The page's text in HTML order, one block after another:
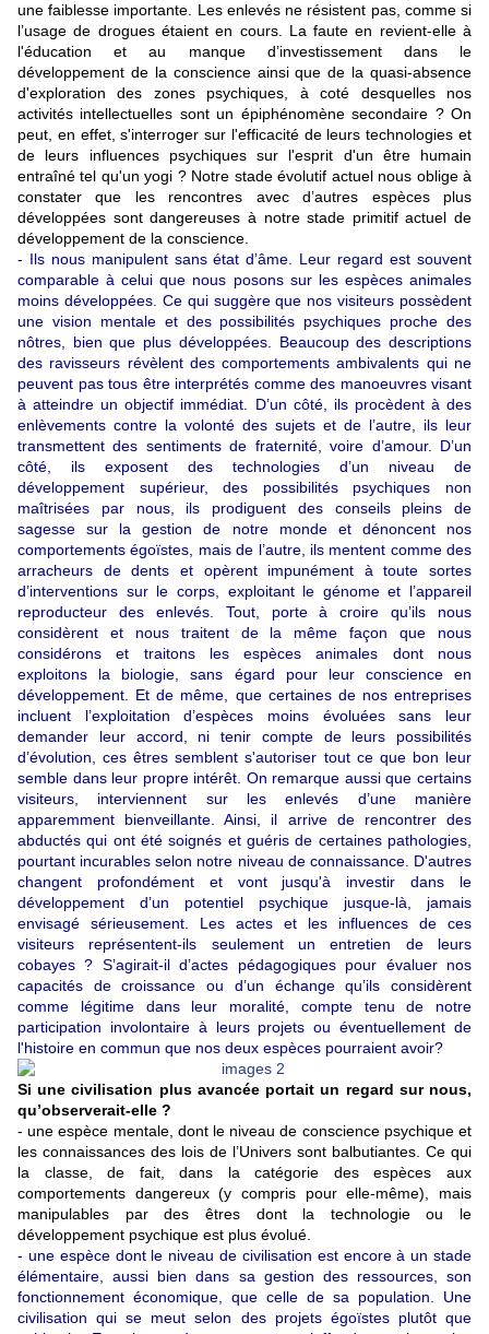
une faiblesse importante. Les enlevés ne résistent pas, comme si
l’usage de drogues étaient en cours. La faute en revient-elle à
l'éducation et au manque d’investissement dans le
développement de la conscience ainsi que de la quasi-absence
d'exploration des zones psychiques, à coté desquelles nos
activités intellectuelles sont un épiphénomène secondaire ? On
peut, en effet, s'interroger sur l'efficacité de leurs technologies et
de leurs influences psychiques sur l'esprit d'un être humain
entraîné tel qu'un yogi ? Notre stade évolutif actuel nous oblige à
constater que lesrencontres avec d’autres espèces plus
développées sont dangereuses à notre stade primitif actuel de
développement de la conscience.
- Ils nous manipulent sans état d’âme. Leur regard est souvent
comparable à celui que nous posons sur les espèces animales
moins développées. Ce qui suggère que nos visiteurs possèdent
une vision mentale et des possibilités psychiques proche des
nôtres, bien que plus développées. Beaucoup des descriptions
des ravisseurs révèlent des comportements ambivalents qui ne
peuvent pas tous être interprétés comme des manoeuvres visant
à atteindre un objectif immédiat. D’un côté, ils procèdent à des
enlèvements contre la volonté des sujets et de l’autre, ils leur
transmettent des sentiments de fraternité, voire d’amour. D’un
côté, ils exposent des technologies d’un niveau de
développement supérieur, des possibilités psychiques non
maîtrisées par nous, ils prodiguent des conseils pleins de
sagesse sur la gestion de notre monde et dénoncent nos
comportements égoïstes, mais de l’autre, ils mentent comme des
arracheurs de dents et opèrent impunément à toute sortes
d’interventions sur le corps, exploitant le génome et l’appareil
reproducteur des enlevés. Tout, porte à croire qu’ils nous
considèrent et nous traitent de la même façon que nous
considérons et traitons les espèces animales dont nous
exploitons la biologie, sans égard pour leur conscience en
développement. Et de même, que certaines de nos entreprises
incluent l’exploitation d’espèces moins évoluées sans leur
demander leur accord, ni tenir compte de leurs possibilités
d’évolution, ces êtres semblent s'autoriser tout ce que bon leur
semble dans leur propre intérêt. On remarque aussi que certains
visiteurs, interviennent sur les enlevés d’une manière
apparemment bienveillante. Ainsi, il arrive de rencontrer des
abductés qui ont été soignés et guéris de certaines pathologies,
pourtant incurables selon notre niveau de connaissance. D'autres
changent profondément et vont jusqu'à investir dans le
développement d’un potentiel psychique jusque-là, jamais
envisagé sérieusement. Les actes et les influences de ces
visiteurs représentent-ils seulement un entretien de leurs
cobayes ? S’agirait-il d’actes pédagogiques pour évaluer nos
capacités de croissance ou d’un échange qu’ils considèrent
comme légitime dans leur moralité, compte tenu de notre
participation involontaire à leurs projets ou éventuellement de
l'histoire en commun que nos deux espèces pourraient avoir?
Si une civilisation plus avancée portait un regard sur nous,
qu’observerait-elle ?
- une espèce mentale, dont le niveau de conscience psychique et
les connaissances des lois de l’Univers sont balbutiantes. Ce qui
la classe, de fait, dans la catégorie des espèces aux
comportements dangereux (y compris pour elle-même), mais
manipulables par des êtres dont la technologie ou le
développement psychique est plus évolué.
- une espèce dont le niveau de civilisation est encore à un stade
élémentaire, aussi bien dans sa gestion des ressources, son
fonctionnement économique, que celle de sa population. Une
civilisation qui se meut selon des projets égoïstes plutôt que